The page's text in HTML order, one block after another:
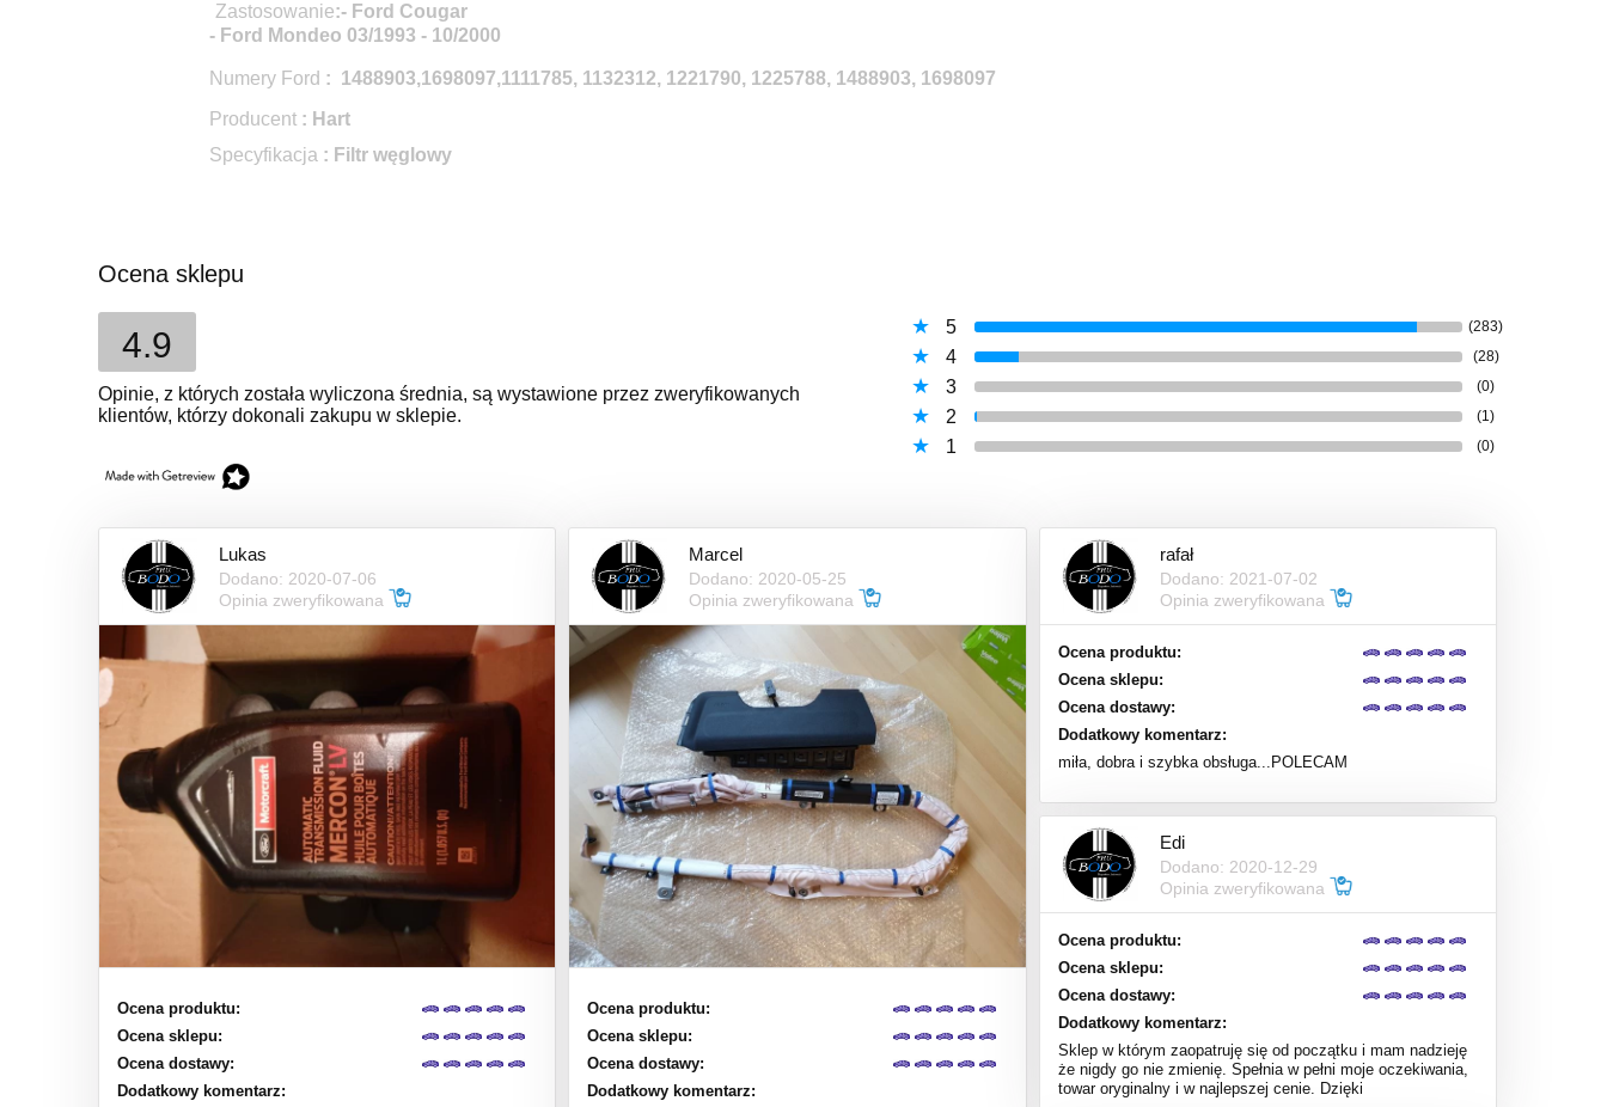
Zastosowanie:- Ford Cougar
- Ford Mondeo 03/1993 - 10/2000
Numery Ford : 1488903,1698097,1111785, 1132312, 1221790, 1225788, 1488903, 1698097
Producent: Hart
Specyfikacja : Filtr węglowy
Ocena sklepu
4.9
Opinie, z których została wyliczona średnia, są wystawione przez zweryfikowanych
klientów, którzy dokonali zakupu w sklepie.
5 (283)
4 (28)
3 (0)
2 (1)
1 (0)
Lukas
Dodano: 2020-07-06
Opinia zweryfikowana
Ocena produktu:
Ocena sklepu:
Ocena dostawy:
Dodatkowy komentarz:
Marcel
Dodano: 2020-05-25
Opinia zweryfikowana
Ocena produktu:
Ocena sklepu:
Ocena dostawy:
Dodatkowy komentarz:
rafał
Dodano: 2021-07-02
Opinia zweryfikowana
Ocena produktu:
Ocena sklepu:
Ocena dostawy:
Dodatkowy komentarz:
miła, dobra i szybka obsługa...POLECAM
Edi
Dodano: 2020-12-29
Opinia zweryfikowana
Ocena produktu:
Ocena sklepu:
Ocena dostawy:
Dodatkowy komentarz:
Sklep w którym zaopatruję się od początku i mam nadzieję
że nigdy go nie zmienię. Spełnia w pełni moje oczekiwania,
towar oryginalny i w najlepszej cenie. Dzięki